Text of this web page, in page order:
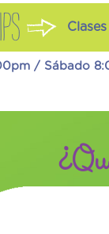
/ Sábado